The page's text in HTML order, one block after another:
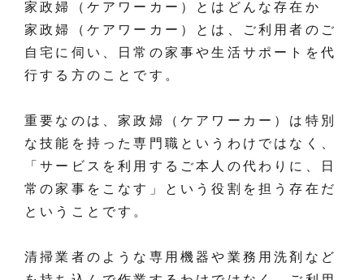
家政婦（ケアワーカー）とはどんな存在か
家政婦（ケアワーカー）とは、ご利用者のご
自宅に伺い、日常の家事や生活サポートを代
行する方のことです。
重要なのは、家政婦（ケアワーカー）は特別
な技能を持った専門職というわけではなく、
「サービスを利用するご本人の代わりに、日
常の家事をこなす」という役割を担う存在だ
ということです。
清掃業者のような専用機器や業務用洗剤など